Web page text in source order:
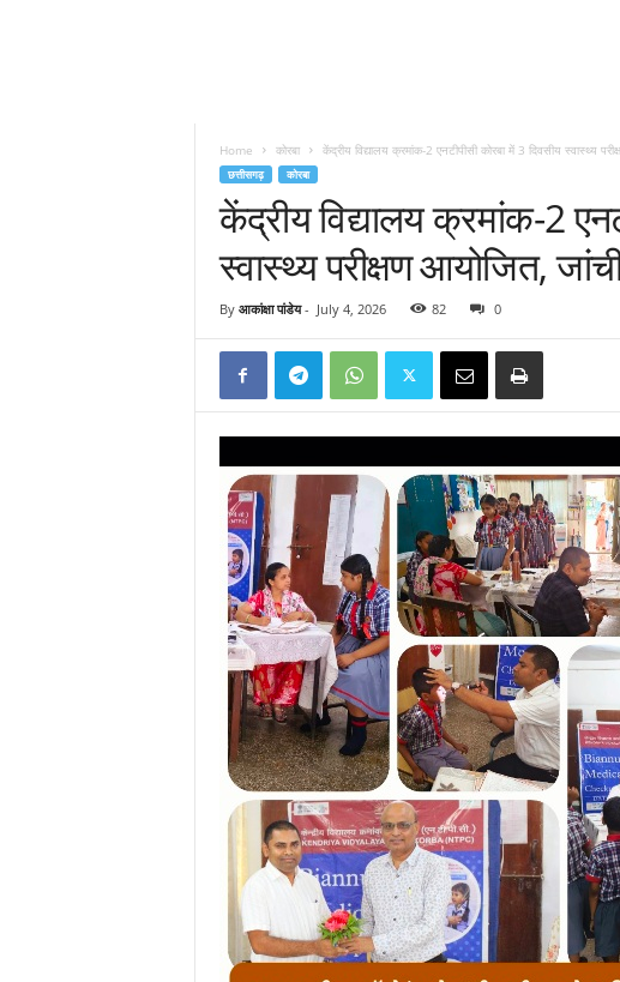
Home कोरबा केंद्रीय विद्यालय क्रमांक-2 एनटीपीसी कोरबा में 3 दिवसीय स्वास्थ्य
छत्तीसगढ़ कोरबा
केंद्रीय विद्यालय क्रमांक-2
स्वास्थ्य परीक्षण आयोजित,
By आकांक्षा पांडेय- July 4, 2026 82 0